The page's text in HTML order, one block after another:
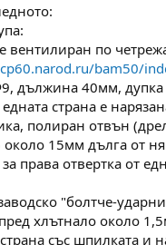
вентилиран по
bam50/
дължина 40мм, дупка
страна е
полиран отвън
15мм дълга от
права отвертка от
"болтче-
хлътнало около
със шпилката и